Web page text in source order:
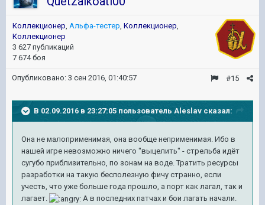
Коллекционер, Альфа-тестер, Коллекционер,
Коллекционер
3 627 публикаций
7 674 боя
#15
Опубликовано: 3 сен 2016, 01:40:57
В 02.09.2016 в 23:27:05 пользователь Aleslav сказал:
Она не малоприменимая, она вообще неприменимая. Ибо в
нашей игре невозможно ничего "выцелить" - стрельба идёт
сугубо приблизительно, по зонам на воде. Тратить ресурсы
разработки на такую бесполезную фичу странно, если
учесть, что уже больше года прошло, а порт как лагал, так и
лагает.
А в последних патчах и бои лагать начали.